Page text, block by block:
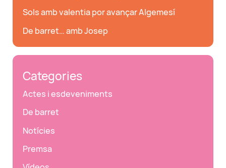
Sols amb valentia por avançar Algemesí
De barret… amb Josep
Categories
Actes i esdeveniments
De barret
Notícies
Premsa